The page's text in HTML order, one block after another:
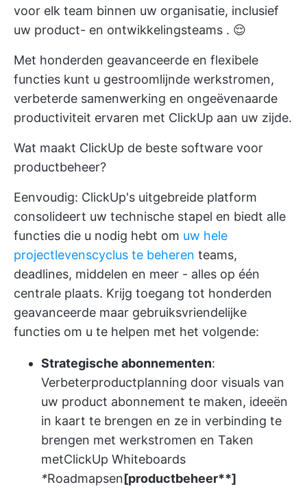
voor elk team binnen uw organisatie, inclusief
uw product- en ontwikkelingsteams . 😌
Met honderden geavanceerde en flexibele
functies kunt u gestroomlijnde werkstromen,
verbeterde samenwerking en ongeëvenaarde
productiviteit ervaren met ClickUp aan uw zijde.
Wat maakt ClickUp de beste software voor
productbeheer?
Eenvoudig: ClickUp's uitgebreide platform
consolideert uw technische stapel en biedt alle
functies die u nodig hebt om uw hele
projectlevenscyclus te beheren teams,
deadlines, middelen en meer - alles op één
centrale plaats. Krijg toegang tot honderden
geavanceerde maar gebruiksvriendelijke
functies om u te helpen met het volgende:
Strategische abonnementen:
Verbeterproductplanning door visuals van
uw product abonnement te maken, ideeën
in kaart te brengen en ze in verbinding te
brengen met werkstromen en Taken
metClickUp Whiteboards
*Roadmapsen[productbeheer**]